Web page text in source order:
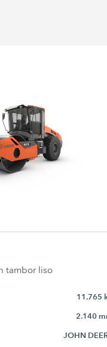
tambor liso
11.765
2.140
JOHN